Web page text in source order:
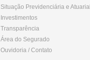
Situação Previdenciária e Atuarial
Investimentos
Transparência
Área do Segurado
Ouvidoria / Contato